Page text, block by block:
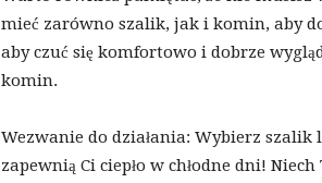
mieć zarówno szalik, jak i komin, aby
aby czuć się komfortowo i dobrze
komin.
Wezwanie do działania: Wybierz
zapewnią Ci ciepło w chłodne dni!